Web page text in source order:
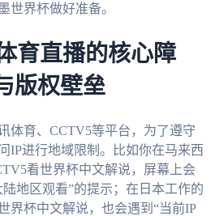
世界杯做好准备。
育直播的核心障
版权壁垒
体育、CCTV5等平台，为了遵守
IP进行地域限制。比如你在马来西
看世界杯中文解说，屏幕上会
地区观看”的提示；在日本工作的
界杯中文解说，也会遇到“当前IP